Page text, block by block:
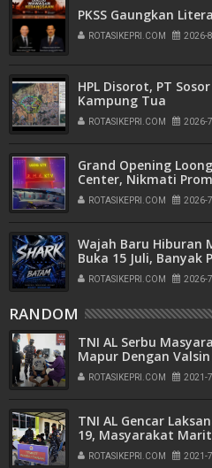
PKSS Gaungkan
ROTASIKEPRI.COM 2026-
HPL Disorot, PT
Kampung Tua
ROTASIKEPRI.COM 2026-
Grand Opening
Center, Nikmati
Persen
ROTASIKEPRI.COM 2026-
Wajah Baru Hiburan
Buka 15 Juli, Banyak
ROTASIKEPRI.COM 2026-
RANDOM
TNI AL Serbu
Mapur Dengan Valsin
ROTASIKEPRI.COM 2021-
TNI AL Gencar
19, Masyarakat
ROTASIKEPRI.COM 2021-